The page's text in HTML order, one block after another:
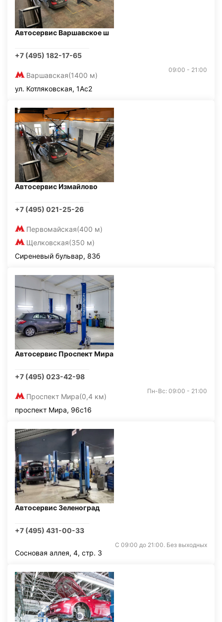
Автосервис Варшавское ш
+7 (495) 182-17-65
Варшавская(1400 м)
09:00 - 21:00
ул. Котляковская, 1Ас2
Автосервис Измайлово
+7 (495) 021-25-26
Первомайская(400 м)
Щелковская(350 м)
Сиреневый бульвар, 83б
Автосервис Проспект Мира
+7 (495) 023-42-98
Проспект Мира(0,4 км)
Пн-Вс: 09:00 - 21:00
проспект Мира, 96с16
Автосервис Зеленоград
+7 (495) 431-00-33
С 09:00 до 21:00. Без выходных
Сосновая аллея, 4, стр. 3